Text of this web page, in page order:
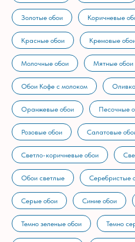
Золотые обои Коричневые
Красные обои Кремовые
Молочные обои Мятные обои
Обои Кофе с молоком
Оранжевые обои Песочные
Розовые обои Салатовые
Светло-коричневые обои
Обои светлые Серебристые
Серые обои Синие обои
Темно зеленые обои Темно